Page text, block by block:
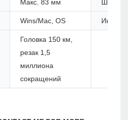
Макс. 83 мм Штрих -
Wins/Mac, OS
Головка 150 км,
резак 1,5
миллиона
сокращений